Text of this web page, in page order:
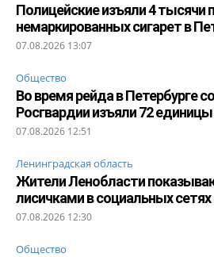
Полицейские изъяли 4 тысячи
немаркированных сигарет в
07.08.2026 13:07
Общество
Во время рейда в Петербурге
Росгвардии изъяли 72
07.08.2026 12:51
Ленинградская область
Жители Ленобласти
лисичками в социальных сетях
07.08.2026 12:30
Общество